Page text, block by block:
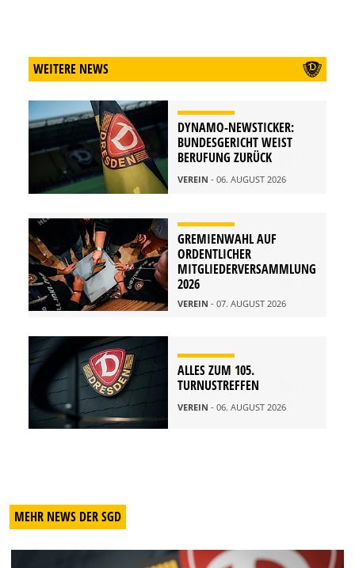
WEITERE NEWS
DYNAMO-NEWSTICKER:
BUNDESGERICHT WEIST
BERUFUNG ZURÜCK
VEREIN - 06. AUGUST 2026
GREMIENWAHL AUF
ORDENTLICHER
MITGLIEDERVERSAMMLUNG
2026
VEREIN - 07. AUGUST 2026
ALLES ZUM 105.
TURNUSTREFFEN
VEREIN - 06. AUGUST 2026
MEHR NEWS DER SGD